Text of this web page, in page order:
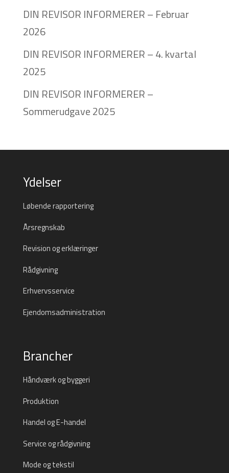
DIN REVISOR INFORMERER – Februar
2026
DIN REVISOR INFORMERER – 4. kvartal
2025
DIN REVISOR INFORMERER –
Sommerudgave 2025
Ydelser
Løbende rapportering
Årsregnskab
Revision og erklæringer
Rådgivning
Erhvervsservice
Ejendomsadministration
Brancher
Håndværk og byggeri
Produktion
Handel og E-handel
Service og rådgivning
Mode og tekstil